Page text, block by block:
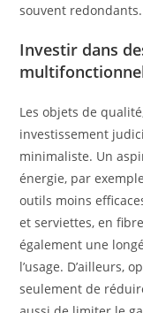
souvent redondants.
Investir dans
Les objets de
investissement
minimaliste. Un
énergie, par
outils moins
et serviettes, en
également une
l’usage. D’ailleurs,
seulement de